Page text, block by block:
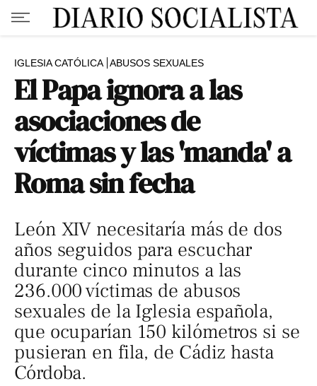
IGLESIA CATÓLICA ABUSOS SEXUALES
El Papa ignora a las
asociaciones de
víctimas y las 'manda' a
Roma sin fecha
León XIV necesitaría más de dos
años seguidos para escuchar
durante cinco minutos a las
236.000 víctimas de abusos
sexuales de la Iglesia española,
que ocuparían 150 kilómetros si se
pusieran en fila, de Cádiz hasta
Córdoba.